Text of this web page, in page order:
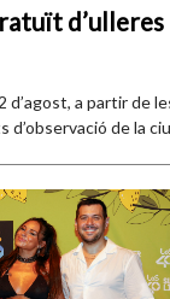
d’ulleres
d’agost, a partir de
d’observació de la